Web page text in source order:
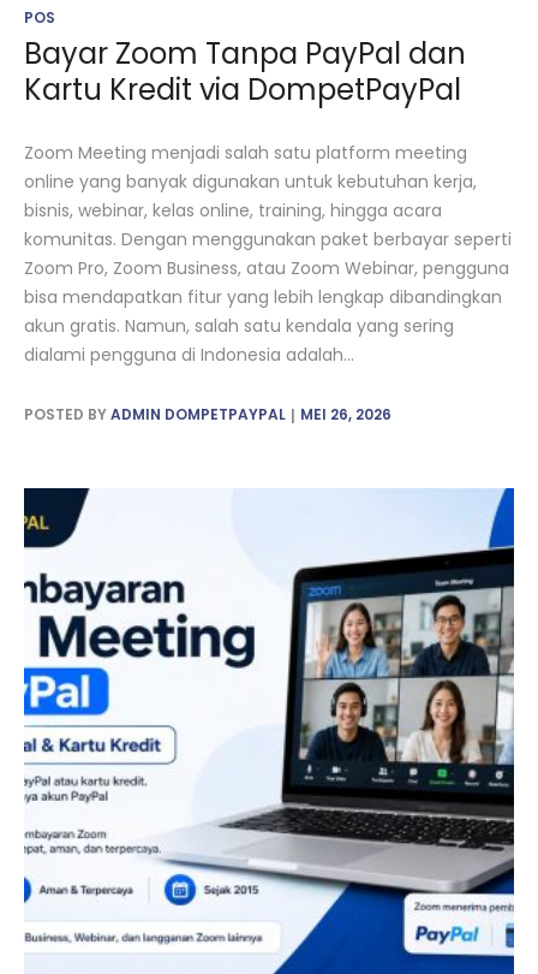
POS
Bayar Zoom Tanpa PayPal dan
Kartu Kredit via DompetPayPal
Zoom Meeting menjadi salah satu platform meeting
online yang banyak digunakan untuk kebutuhan kerja,
bisnis, webinar, kelas online, training, hingga acara
komunitas. Dengan menggunakan paket berbayar seperti
Zoom Pro, Zoom Business, atau Zoom Webinar, pengguna
bisa mendapatkan fitur yang lebih lengkap dibandingkan
akun gratis. Namun, salah satu kendala yang sering
dialami pengguna di Indonesia adalah...
POSTED BYADMIN DOMPETPAYPAL MEI 26, 2026